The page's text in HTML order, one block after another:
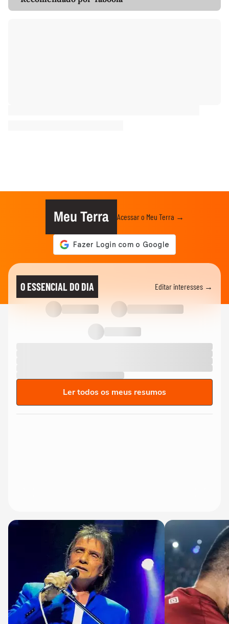
Meu Terra Acessar o Meu Terra →
O ESSENCIAL DO DIA Editar interesses →
Ler todos os meus resumos